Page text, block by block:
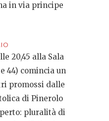
in via principe
20,45 alla Sala
44) comincia un
promossi dalle
di Pinerolo
pluralità di